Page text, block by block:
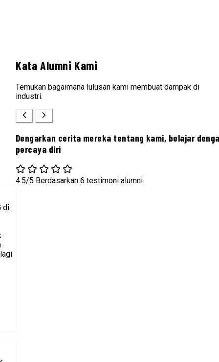
Kata Alumni Kami
Temukan bagaimana lulusan kami membuat dampak di
industri.
Dengarkan cerita mereka tentang kami, belajar
percaya diri
4.5/5 Berdasarkan 6 testimoni alumni
di